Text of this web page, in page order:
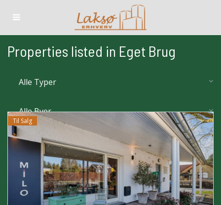
Properties listed in Eget Brug
Alle Typer
Alle Byer
Areal
Til Salg